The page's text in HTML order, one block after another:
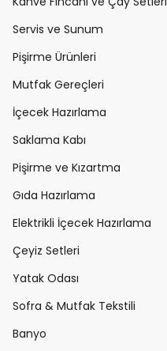
Servis ve Sunum
Pişirme Ürünleri
Mutfak Gereçleri
İçecek Hazırlama
Saklama Kabı
Pişirme ve Kızartma
Gıda Hazırlama
Elektrikli İçecek Hazırlama
Çeyiz Setleri
Yatak Odası
Sofra & Mutfak Tekstili
Banyo